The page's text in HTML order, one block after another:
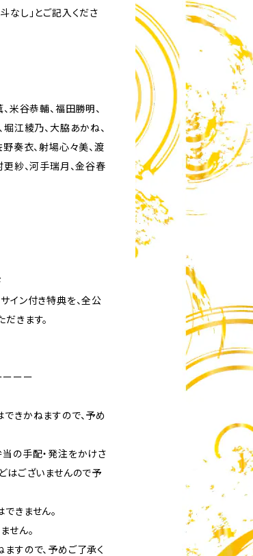
なし」とご記入くださ
米谷恭輔、福田勝明、
江綾乃、大脇あかね、
奏衣、射場心々美、渡
更紗、河手瑞月、金谷春
イン付き特典を、全公
きます。
ーー
きかねますので、予め
の手配・発注をかけさ
はございませんので予
きません。
せん。
すので、予めご了承く